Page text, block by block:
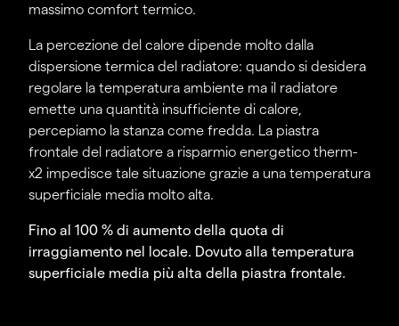
massimo comfort termico.
La percezione del calore dipende molto dalla
dispersione termica del radiatore: quando si desidera
regolare la temperatura ambiente ma il radiatore
emette una quantità insufficiente di calore,
percepiamo la stanza come fredda. La piastra
frontale del radiatore a risparmio energetico therm-
x2 impedisce tale situazione grazie a una temperatura
superficiale media molto alta.
Fino al 100 % di aumento della quota di
irraggiamento nel locale. Dovuto alla temperatura
superficiale media più alta della piastra frontale.